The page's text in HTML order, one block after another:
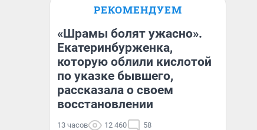
Денис Дедюхин
РЕКОМЕНДУЕМ
«Шрамы болят ужасно».
Екатеринбурженка,
которую облили кислотой
по указке бывшего,
рассказала о своем
восстановлении
13 часов 12 460 58